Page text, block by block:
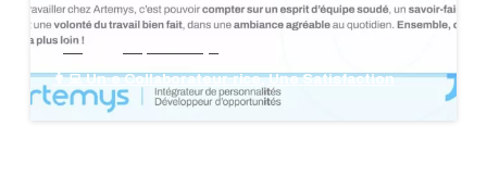
blog
👩‍💻 Un·e Collaborateur·rice, Une Satisfaction